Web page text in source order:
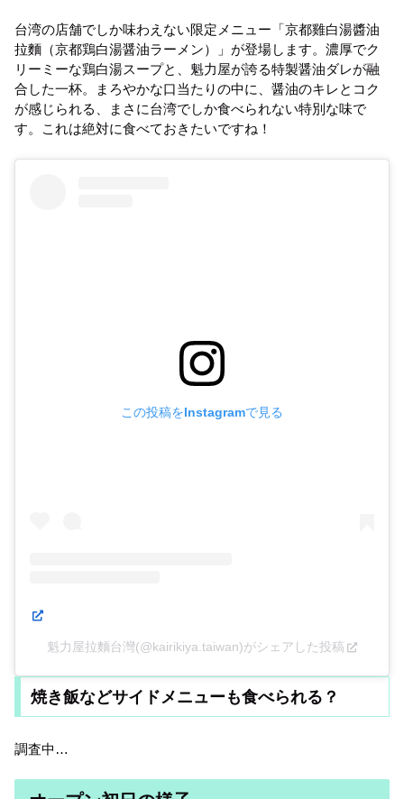
台湾の店舗でしか味わえない限定メニュー「京都雞白湯醬油
拉麵（京都鶏白湯醤油ラーメン）」が登場します。濃厚でク
リーミーな鶏白湯スープと、魁力屋が誇る特製醤油ダレが融
合した一杯。まろやかな口当たりの中に、醤油のキレとコク
が感じられる、まさに台湾でしか食べられない特別な味で
す。これは絶対に食べておきたいですね！
この投稿をInstagramで見る
魁力屋拉麵台灣(@kairikiya.taiwan)がシェアした投稿
焼き飯などサイドメニューも食べられる？
調査中…